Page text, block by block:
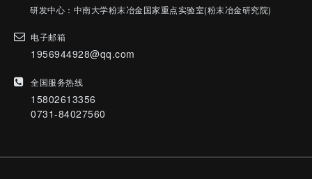
研发中心：中南大学粉末冶金国家重点实验室(粉末冶金研究院)
电子邮箱
1956944928@qq.com
全国服务热线
15802613356
0731-84027560